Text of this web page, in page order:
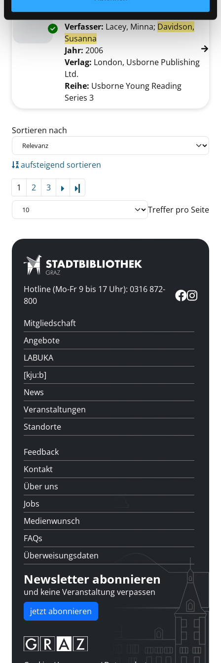
Exemplar-Details von Gladiators anzeigen
Gladiators
Verfasser: Lacey, Minna; Davidson,
Susanna
Jahr: 2006
Verlag: London, Usborne Publishing
Ltd.
Reihe: Usborne Young Reading
Series 3
Zu den Suchfiltern springen
Sortieren nach
aufsteigend sortieren
1 2 3
Treffer pro Seite
Hotline (Mo-Fr 9 bis 17 Uhr): 0316 872-
800
Mitgliedschaft
Angebote
LABUKA
[kju:b]
News
Veranstaltungen
Standorte
Feedback
Kontakt
Über uns
Jobs
Medienwunsch
FAQs
Überweisungsdaten
Newsletter abonnieren
und keine Veranstaltung verpassen
jetzt abonnieren